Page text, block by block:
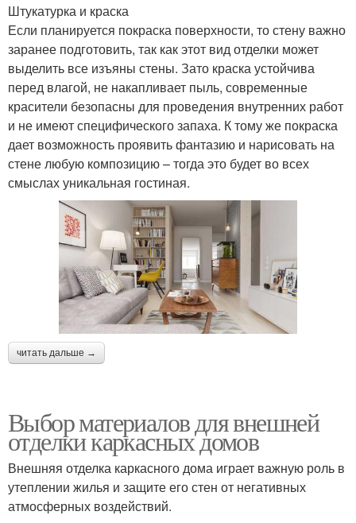
Штукатурка и краска
Если планируется покраска поверхности, то стену важно
заранее подготовить, так как этот вид отделки может
выделить все изъяны стены. Зато краска устойчива
перед влагой, не накапливает пыль, современные
красители безопасны для проведения внутренних работ
и не имеют специфического запаха. К тому же покраска
дает возможность проявить фантазию и нарисовать на
стене любую композицию – тогда это будет во всех
смыслах уникальная гостиная.
читать дальше →
Выбор материалов для внешней
отделки каркасных домов
Внешняя отделка каркасного дома играет важную роль в
утеплении жилья и защите его стен от негативных
атмосферных воздействий.